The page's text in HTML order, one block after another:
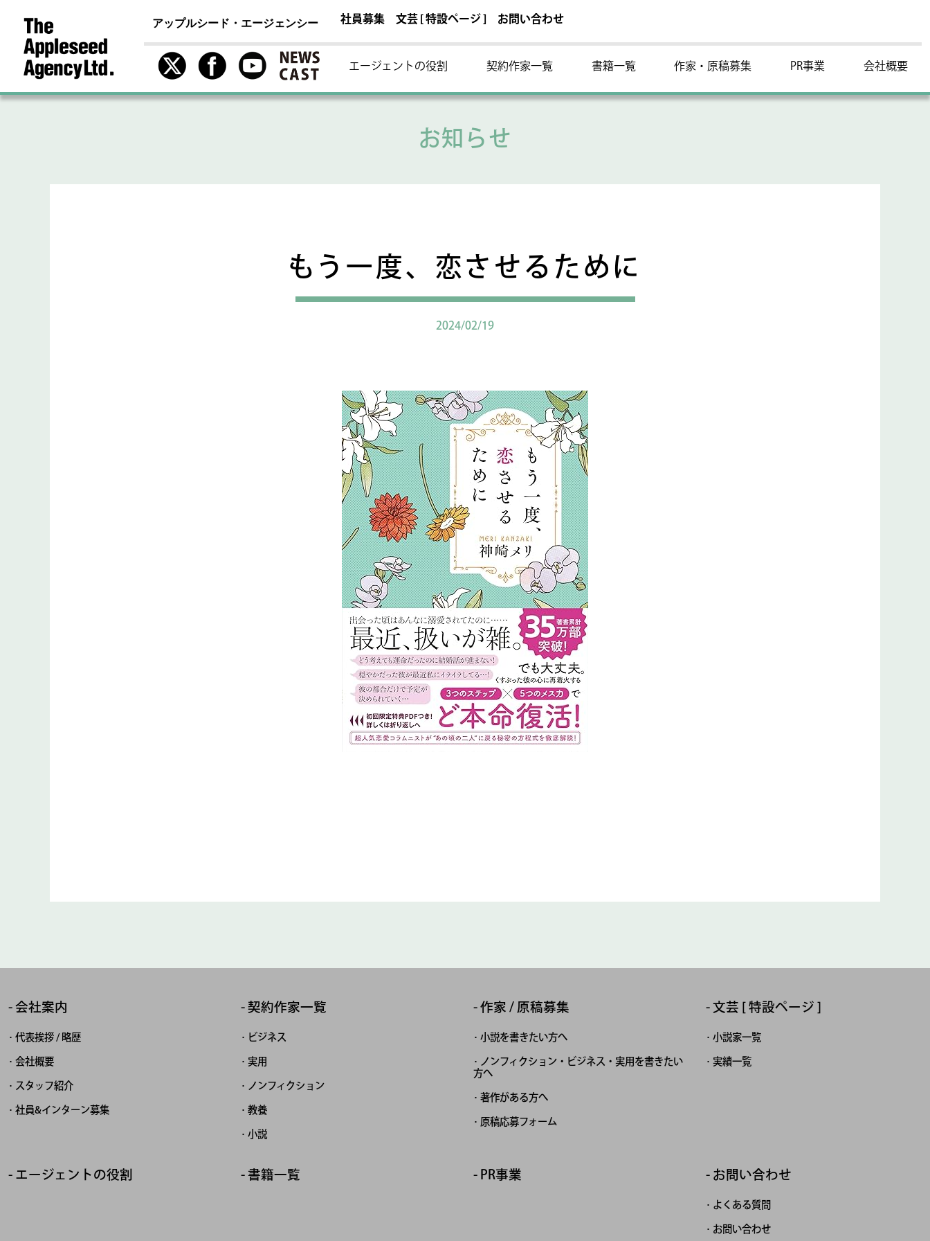
アップルシード・エージェンシー 社員募集 文芸 [ 特設ページ ] お問い合わせ
エージェントの役割 契約作家一覧 書籍一覧 作家・原稿募集 PR事業 会社概要
お知らせ
もう一度、恋させるために
2024/02/19
会社案内
代表挨拶 / 略歴
会社概要
スタッフ紹介
社員&インターン募集
契約作家一覧
ビジネス
実用
ノンフィクション
教養
小説
作家 / 原稿募集
小説を書きたい方へ
ノンフィクション・ビジネス・実用を書きたい
方へ
著作がある方へ
原稿応募フォーム
文芸 [ 特設ページ ]
小説家一覧
実績一覧
エージェントの役割 書籍一覧 PR事業 お問い合わせ
よくある質問
お問い合わせ